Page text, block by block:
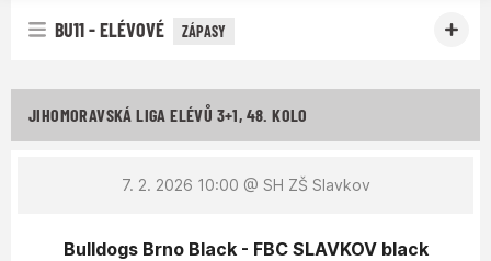
BU11 - ELÉVOVÉ ZÁPASY
JIHOMORAVSKÁ LIGA ELÉVŮ 3+1, 48. KOLO
7. 2. 2026 10:00 @ SH ZŠ Slavkov
Bulldogs Brno Black - FBC SLAVKOV black